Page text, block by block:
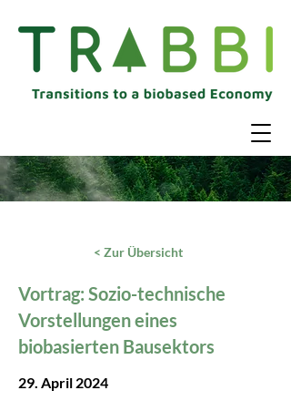
< Zur Übersicht
Vortrag: Sozio-technische
Vorstellungen eines
biobasierten Bausektors
29. April 2024​​